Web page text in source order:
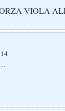
VIOLA